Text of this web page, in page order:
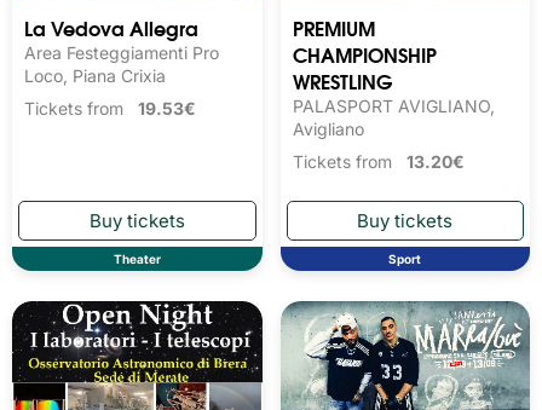
La Vedova Allegra
Area Festeggiamenti Pro
Loco, Piana Crixia
Tickets from 19.53€
Theater
PREMIUM
CHAMPIONSHIP
WRESTLING
PALASPORT AVIGLIANO,
Avigliano
Tickets from 13.20€
Sport